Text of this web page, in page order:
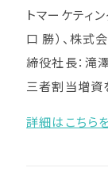
トマーケティ
口 勝）、株式
締役社長：滝
三者割当増資
詳細はこちら